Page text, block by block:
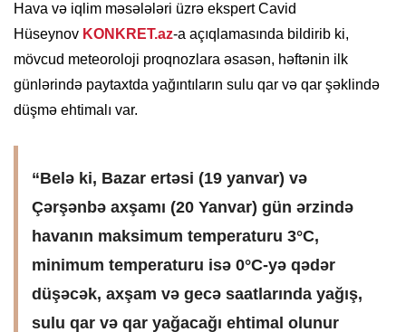
Hava və iqlim məsələləri üzrə ekspert Cavid
Hüseynov KONKRET.az-a açıqlamasında bildirib ki,
mövcud meteoroloji proqnozlara əsasən, həftənin ilk
günlərində paytaxtda yağıntıların sulu qar və qar şəklində
düşmə ehtimalı var.
“Belə ki, Bazar ertəsi (19 yanvar) və
Çərşənbə axşamı (20 Yanvar) gün ərzində
havanın maksimum temperaturu 3°C,
minimum temperaturu isə 0°C-yə qədər
düşəcək, axşam və gecə saatlarında yağış,
sulu qar və qar yağacağı ehtimal olunur